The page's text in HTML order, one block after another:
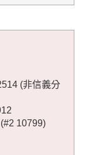
(非信義分
10799)